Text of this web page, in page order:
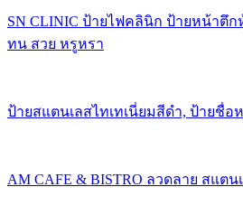
SN CLINIC ป้ายไฟคลินิก ป้ายหน้าตึ
ทน สวย หรูหรา
ป้ายสแตนเลสไทเทเนี่ยมสีดำ, ป้ายชื่อ
AM CAFE & BISTRO ลวดลาย สแตน